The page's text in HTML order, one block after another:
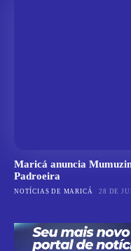
Maricá anuncia
Padroeira
NOTÍCIAS DE MARICÁ 28 DE